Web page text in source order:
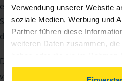
Verwendung unserer Website
soziale Medien, Werbung und
Partner führen diese
weiteren Daten zusammen,
gesammelt haben. Indem Sie
elektronische
Steueridentifikationsnummer,
die Bescheinigung über das
Damit Sie sich gut vorbereiten
vielen Nachweise vergessen,